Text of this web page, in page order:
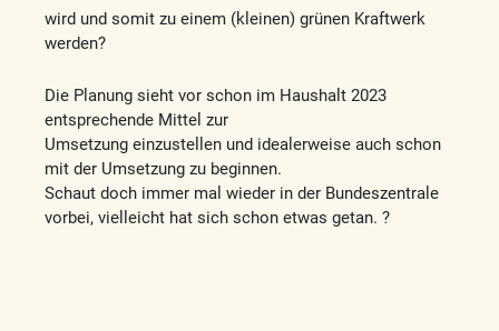
wird und somit zu einem (kleinen) grünen Kraftwerk
werden?
Die Planung sieht vor schon im Haushalt 2023
entsprechende Mittel zur
Umsetzung einzustellen und idealerweise auch schon
mit der Umsetzung zu beginnen.
Schaut doch immer mal wieder in der Bundeszentrale
vorbei, vielleicht hat sich schon etwas getan. ?